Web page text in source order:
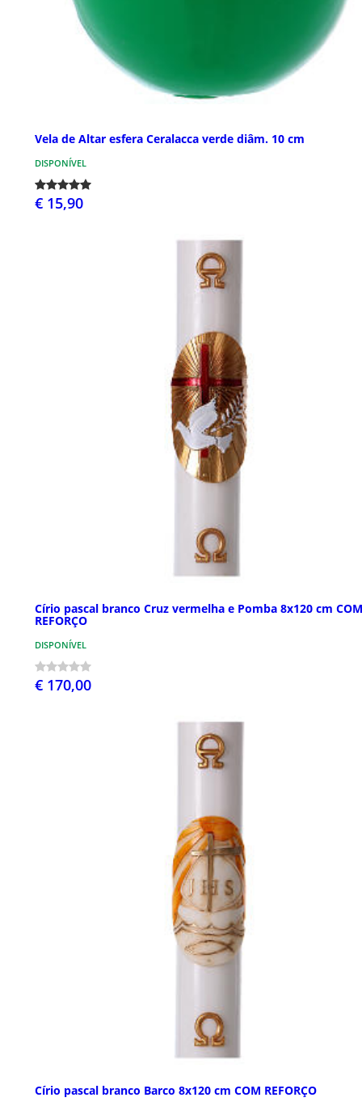
Vela de Altar esfera Ceralacca verde diâm. 10 cm
DISPONÍVEL
€ 15,90
Círio pascal branco Cruz vermelha e Pomba 8x120 cm COM
REFORÇO
DISPONÍVEL
€ 170,00
Círio pascal branco Barco 8x120 cm COM REFORÇO